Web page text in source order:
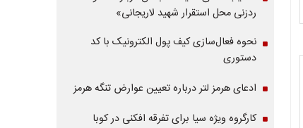
ردزنی محل استقرار شهید لاریجانی»
نحوه فعال‌سازی کیف پول الکترونیک با کد
دستوری
ادعای هرمز لتر درباره تعیین عوارض تنگه هرمز
کارگروه ویژه سیا برای تفرقه افکنی در کوبا